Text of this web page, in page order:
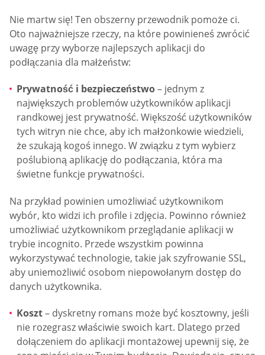
Nie martw się! Ten obszerny przewodnik pomoże ci.
Oto najważniejsze rzeczy, na które powinieneś zwrócić
uwagę przy wyborze najlepszych aplikacji do
podłączania dla małżeństw:
Prywatność i bezpieczeństwo– jednym z
największych problemów użytkowników aplikacji
randkowej jest prywatność. Większość użytkowników
tych witryn nie chce, aby ich małżonkowie wiedzieli,
że szukają kogoś innego. W związku z tym wybierz
poślubioną aplikację do podłączania, która ma
świetne funkcje prywatności.
Na przykład powinien umożliwiać użytkownikom
wybór, kto widzi ich profile i zdjęcia. Powinno również
umożliwiać użytkownikom przeglądanie aplikacji w
trybie incognito. Przede wszystkim powinna
wykorzystywać technologie, takie jak szyfrowanie SSL,
aby uniemożliwić osobom niepowołanym dostęp do
danych użytkownika.
Koszt– dyskretny romans może być kosztowny, jeśli
nie rozegrasz właściwie swoich kart. Dlatego przed
dołączeniem do aplikacji montażowej upewnij się, że